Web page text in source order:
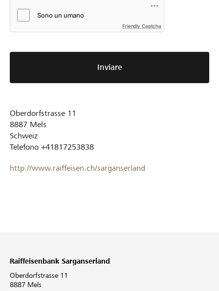
Friendly Captcha
Inviare
Oberdorfstrasse 11
8887 Mels
Schweiz
Telefono +41817253838
http://www.raiffeisen.ch/sarganserland
Raiffeisenbank Sarganserland
Oberdorfstrasse 11
8887 Mels